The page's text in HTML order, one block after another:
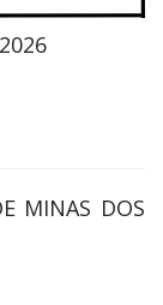
MINAS DOS